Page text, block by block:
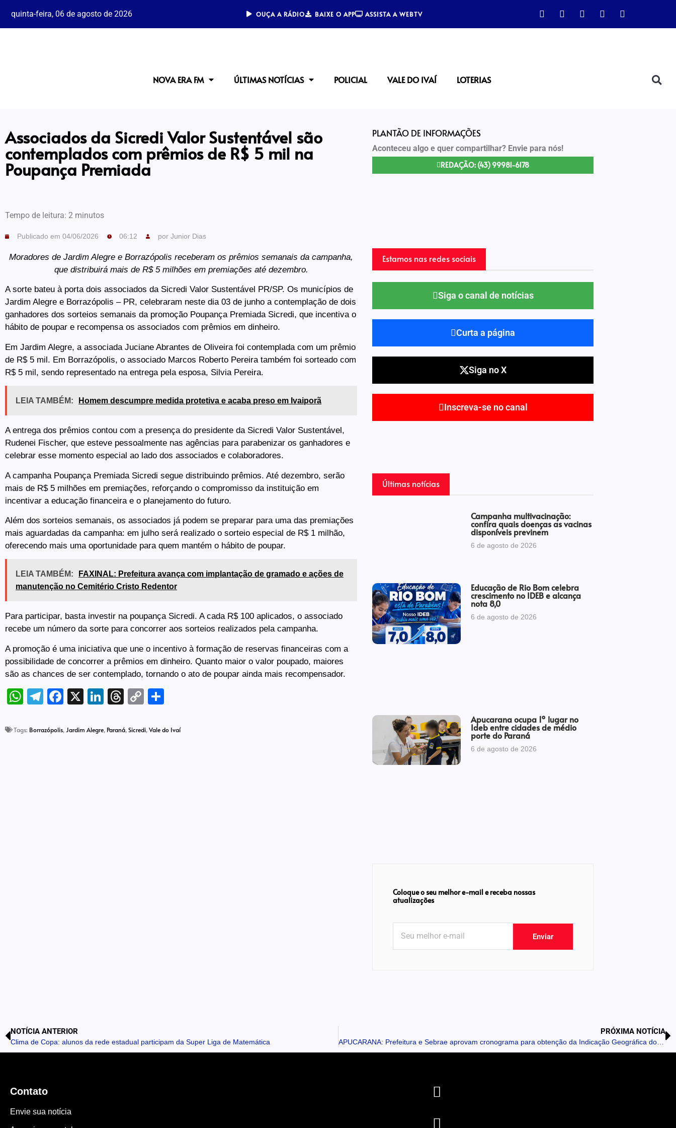
quinta-feira, 06 de agosto de 2026 OUÇA A RÁDIO BAIXE O APP ASSISTA A WEBTV
NOVA ERA FM ÚLTIMAS NOTÍCIAS POLICIAL VALE DO IVAÍ LOTERIAS
Associados da Sicredi Valor Sustentável são
contemplados com prêmios de R$ 5 mil na
Poupança Premiada
Tempo de leitura: 2 minutos
Publicado em 04/06/2026 06:12 por Junior Dias
Moradores de Jardim Alegre e Borrazópolis receberam os prêmios semanais da campanha,
que distribuirá mais de R$ 5 milhões em premiações até dezembro.
A sorte bateu à porta dois associados da Sicredi Valor Sustentável PR/SP. Os municípios de
Jardim Alegre e Borrazópolis – PR, celebraram neste dia 03 de junho a contemplação de dois
ganhadores dos sorteios semanais da promoção Poupança Premiada Sicredi, que incentiva o
hábito de poupar e recompensa os associados com prêmios em dinheiro.
Em Jardim Alegre, a associada Juciane Abrantes de Oliveira foi contemplada com um prêmio
de R$ 5 mil. Em Borrazópolis, o associado Marcos Roberto Pereira também foi sorteado com
R$ 5 mil, sendo representado na entrega pela esposa, Silvia Pereira.
LEIA TAMBÉM: Homem descumpre medida protetiva e acaba preso em Ivaiporã
A entrega dos prêmios contou com a presença do presidente da Sicredi Valor Sustentável,
Rudenei Fischer, que esteve pessoalmente nas agências para parabenizar os ganhadores e
celebrar esse momento especial ao lado dos associados e colaboradores.
A campanha Poupança Premiada Sicredi segue distribuindo prêmios. Até dezembro, serão
mais de R$ 5 milhões em premiações, reforçando o compromisso da instituição em
incentivar a educação financeira e o planejamento do futuro.
Além dos sorteios semanais, os associados já podem se preparar para uma das premiações
mais aguardadas da campanha: em julho será realizado o sorteio especial de R$ 1 milhão,
oferecendo mais uma oportunidade para quem mantém o hábito de poupar.
LEIA TAMBÉM:
FAXINAL: Prefeitura avança com implantação de gramado e ações de
manutenção no Cemitério Cristo Redentor
Para participar, basta investir na poupança Sicredi. A cada R$ 100 aplicados, o associado
recebe um número da sorte para concorrer aos sorteios realizados pela campanha.
A promoção é uma iniciativa que une o incentivo à formação de reservas financeiras com a
possibilidade de concorrer a prêmios em dinheiro. Quanto maior o valor poupado, maiores
são as chances de ser contemplado, tornando o ato de poupar ainda mais recompensador.
WhatsApp
Telegram
Facebook
X LinkedIn
Threads
Copy
Tags: Borrazópolis,Jardim Alegre, Paraná,Sicredi,Vale do Ivaí
PLANTÃO DE INFORMAÇÕES
Aconteceu algo e quer compartilhar? Envie para nós!
REDAÇÃO: (43) 99981-6178
Estamos nas redes sociais
Siga o canal de notícias
Curta a página
Siga no X
Inscreva-se no canal
Últimas notícias
Campanha multivacinação:
confira quais doenças as vacinas
disponíveis previnem
6 de agosto de 2026
Educação de Rio Bom celebra
crescimento no IDEB e alcança
nota 8,0
6 de agosto de 2026
Apucarana ocupa 1º lugar no
Ideb entre cidades de médio
porte do Paraná
6 de agosto de 2026
Coloque o seu melhor e-mail e receba nossas
atualizações
Enviar
NOTÍCIA ANTERIOR
Clima de Copa: alunos da rede estadual participam da Super Liga de Matemática
PRÓXIMA NOTÍCIA
APUCARANA: Prefeitura e Sebrae aprovam cronograma para obtenção da Indicação Geográfica dos Bonés
Contato
Envie sua notícia